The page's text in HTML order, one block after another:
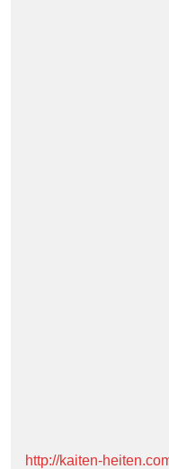
http://kaiten-